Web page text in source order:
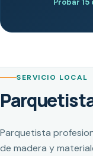
Probar
SERVICIO LOCAL
Parquetista
de madera y